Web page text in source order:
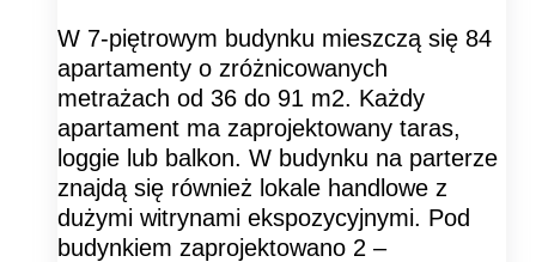
W 7-piętrowym budynku mieszczą się 84
apartamenty o zróżnicowanych
metrażach od 36 do 91 m2. Każdy
apartament ma zaprojektowany taras,
loggie lub balkon. W budynku na parterze
znajdą się również lokale handlowe z
dużymi witrynami ekspozycyjnymi. Pod
budynkiem zaprojektowano 2 –